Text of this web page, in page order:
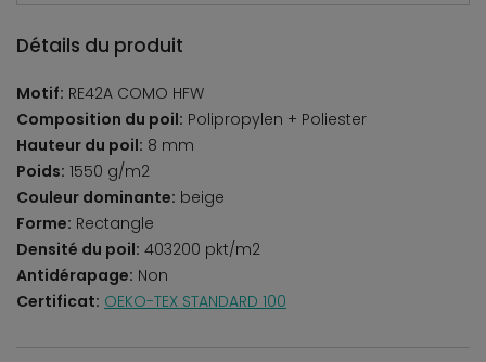
Détails du produit
Motif: RE42A COMO HFW
Composition du poil: Polipropylen + Poliester
Hauteur du poil: 8 mm
Poids: 1550 g/m2
Couleur dominante: beige
Forme: Rectangle
Densité du poil: 403200 pkt/m2
Antidérapage: Non
Certificat: OEKO-TEX STANDARD 100